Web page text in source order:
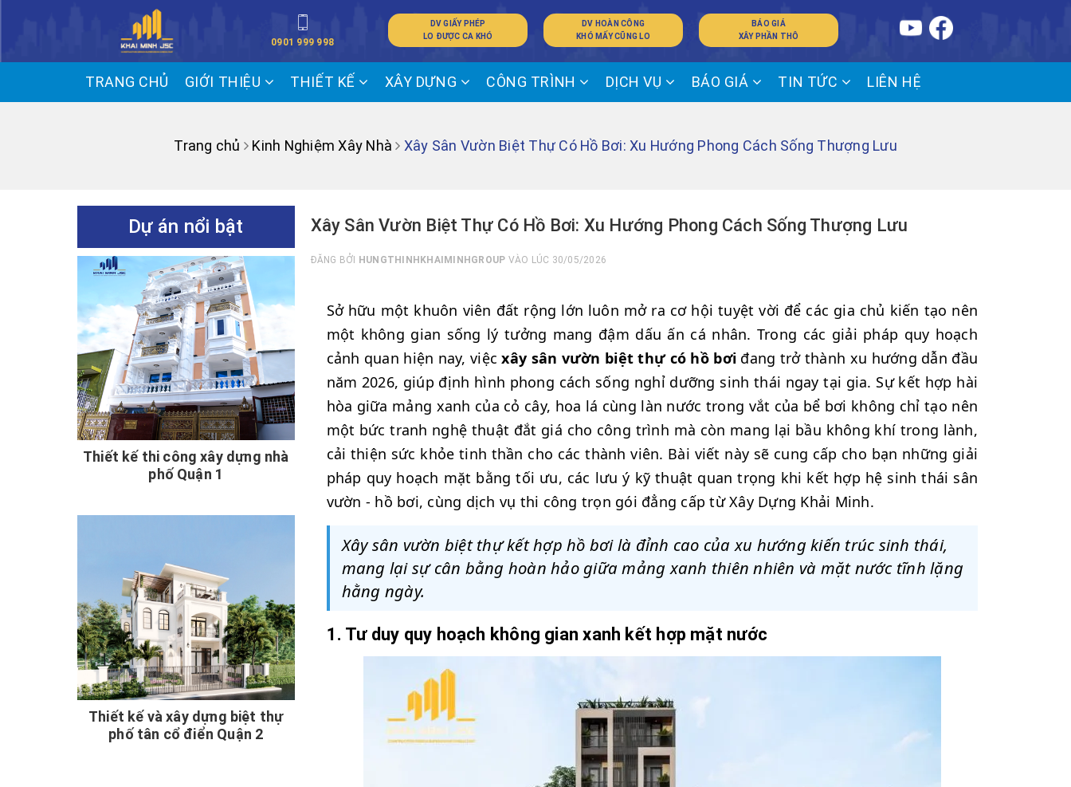
0901 999 998
DV GIẤY PHÉP
LO ĐƯỢC CA KHÓ
DV HOÀN CÔNG
KHÓ MẤY CŨNG LO
BÁO GIÁ
XÂY PHẦN THÔ
TRANG CHỦ GIỚI THIỆU THIẾT KẾ XÂY DỰNG CÔNG TRÌNH DỊCH VỤ BÁO GIÁ TIN TỨC LIÊN HỆ
Trang chủ Kinh Nghiệm Xây Nhà Xây Sân Vườn Biệt Thự Có Hồ Bơi: Xu Hướng Phong Cách Sống Thượng Lưu
Xây Sân Vườn Biệt Thự Có Hồ Bơi: Xu Hướng Phong Cách Sống Thượng Lưu
ĐĂNG BỞI HUNGTHINHKHAIMINHGROUP VÀO LÚC 30/05/2026
Sở hữu một khuôn viên đất rộng lớn luôn mở ra cơ hội tuyệt vời để các gia chủ kiến tạo nên
một không gian sống lý tưởng mang đậm dấu ấn cá nhân. Trong các giải pháp quy hoạch
cảnh quan hiện nay, việcxây sân vườn biệt thự có hồ bơi đang trở thành xu hướng dẫn đầu
năm 2026, giúp định hình phong cách sống nghỉ dưỡng sinh thái ngay tại gia. Sự kết hợp hài
hòa giữa mảng xanh của cỏ cây, hoa lá cùng làn nước trong vắt của bể bơi không chỉ tạo nên
một bức tranh nghệ thuật đắt giá cho công trình mà còn mang lại bầu không khí trong lành,
cải thiện sức khỏe tinh thần cho các thành viên. Bài viết này sẽ cung cấp cho bạn những giải
pháp quy hoạch mặt bằng tối ưu, các lưu ý kỹ thuật quan trọng khi kết hợp hệ sinh thái sân
vườn - hồ bơi, cùng dịch vụ thi công trọn gói đẳng cấp từ Xây Dựng Khải Minh.
Xây sân vườn biệt thự kết hợp hồ bơi là đỉnh cao của xu hướng kiến trúc sinh thái,
mang lại sự cân bằng hoàn hảo giữa mảng xanh thiên nhiên và mặt nước tĩnh lặng
hằng ngày.
1. Tư duy quy hoạch không gian xanh kết hợp mặt nước
Dự án nổi bật
Thiết kế thi công xây dựng nhà
phố Quận 1
Thiết kế và xây dựng biệt thự
phố tân cổ điển Quận 2